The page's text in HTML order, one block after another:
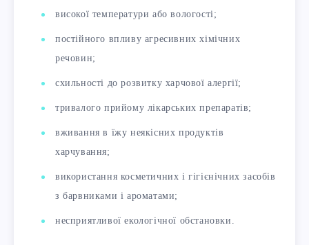
високої температури або вологості;
постійного впливу агресивних хімічних
речовин;
схильності до розвитку харчової алергії;
тривалого прийому лікарських препаратів;
вживання в їжу неякісних продуктів
харчування;
використання косметичних і гігієнічних засобів
з барвниками і ароматами;
несприятливої ​​екологічної обстановки.